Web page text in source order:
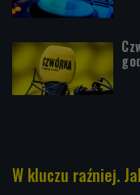
W kluczu raźniej.